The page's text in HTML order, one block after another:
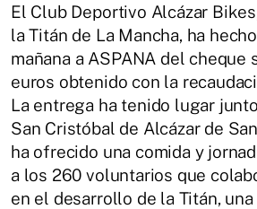
El Club Deportivo Alcázar
la Titán de La Mancha, ha
mañana a ASPANA del cheque
euros obtenido con la
La entrega ha tenido lugar
San Cristóbal de Alcázar de
ha ofrecido una comida y
a los 260 voluntarios que
en el desarrollo de la Titán,